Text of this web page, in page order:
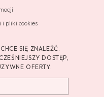
pliki cookies
SIĘ ZNALEŹĆ.
DOSTĘP,
OFERTY.